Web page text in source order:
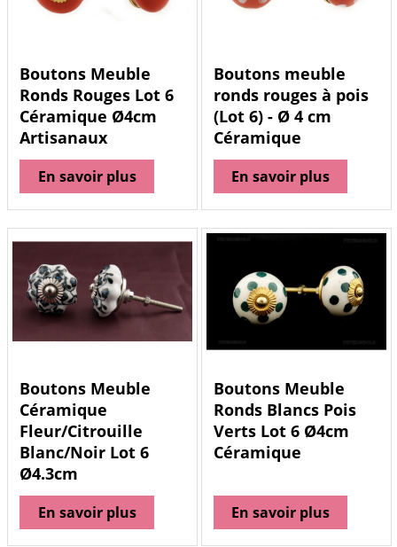
Boutons Meuble
Ronds Rouges Lot 6
Céramique Ø4cm
Artisanaux
En savoir plus
Boutons meuble
ronds rouges à pois
(Lot 6) - Ø 4 cm
Céramique
En savoir plus
Boutons Meuble
Céramique
Fleur/Citrouille
Blanc/Noir Lot 6
Ø4.3cm
En savoir plus
Boutons Meuble
Ronds Blancs Pois
Verts Lot 6 Ø4cm
Céramique
En savoir plus